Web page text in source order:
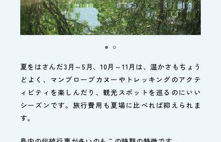
夏をはさんだ3月～5月、10月～11月は、温かさもちょう
どよく、マンブローブカヌーやトレッキングのアクテ
ィビティを楽しんだり、観光スポットを巡るのにいい
シーズンです。旅行費用も夏場に比べれば抑えられま
す。